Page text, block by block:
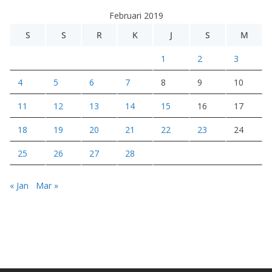
Februari 2019
S
S R K J S M
1 2 3
4 5 6 7 8 9 10
11 12 13 14 15 16 17
18 19 20 21 22 23 24
25 26 27 28
« Jan Mar »